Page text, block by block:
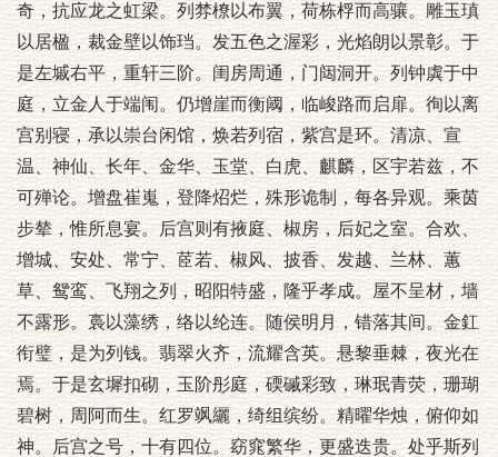
奇，抗应龙之虹梁。列棼橑以布翼，荷栋桴而高骧。雕玉瑱
以居楹，裁金壁以饰珰。发五色之渥彩，光焰朗以景彰。于
是左墄右平，重轩三阶。闺房周通，门闼洞开。列钟虡于中
庭，立金人于端闱。仍增崖而衡阈，临峻路而启扉。徇以离
宫别寝，承以崇台闲馆，焕若列宿，紫宫是环。清凉、宣
温、神仙、长年、金华、玉堂、白虎、麒麟，区宇若兹，不
可殚论。增盘崔嵬，登降炤烂，殊形诡制，每各异观。乘茵
步辇，惟所息宴。后宫则有掖庭、椒房，后妃之室。合欢、
增城、安处、常宁、茝若、椒风、披香、发越、兰林、蕙
草、鸳鸾、飞翔之列，昭阳特盛，隆乎孝成。屋不呈材，墙
不露形。裛以藻绣，络以纶连。随侯明月，错落其间。金釭
衔璧，是为列钱。翡翠火齐，流耀含英。悬黎垂棘，夜光在
焉。于是玄墀扣砌，玉阶彤庭，碝磩彩致，琳珉青荧，珊瑚
碧树，周阿而生。红罗飒纚，绮组缤纷。精曜华烛，俯仰如
神。后宫之号，十有四位。窈窕繁华，更盛迭贵。处乎斯列